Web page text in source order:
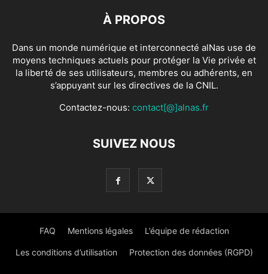
À PROPOS
Dans un monde numérique et interconnecté alNas use de
moyens techniques actuels pour protéger la Vie privée et
la liberté de ses utilisateurs, membres ou adhérents, en
s’appuyant sur les directives de la CNIL.
Contactez-nous: contact[@]alnas.fr
SUIVEZ NOUS
FAQ Mentions légales L’équipe de rédaction
Les conditions d’utilisation Protection des données (RGPD)